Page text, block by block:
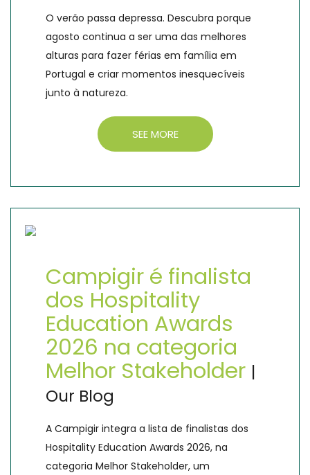
O verão passa depressa. Descubra porque
agosto continua a ser uma das melhores
alturas para fazer férias em família em
Portugal e criar momentos inesquecíveis
junto à natureza.
SEE MORE
Campigir é finalista
dos Hospitality
Education Awards
2026 na categoria
Melhor Stakeholder |
Our Blog
A Campigir integra a lista de finalistas dos
Hospitality Education Awards 2026, na
categoria Melhor Stakeholder, um